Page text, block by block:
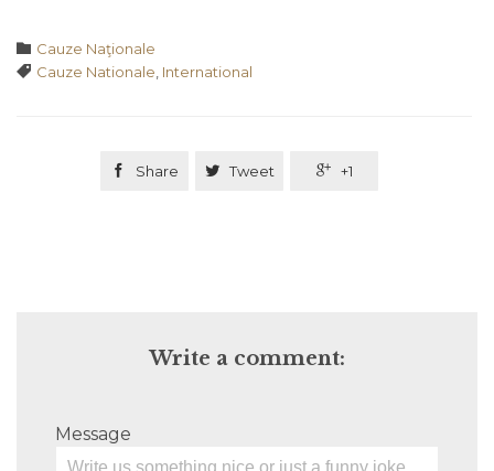
 Category
Cauze Naţionale
 Tags
Cauze Nationale International
 Share  Tweet  +1
Write a comment:
Message